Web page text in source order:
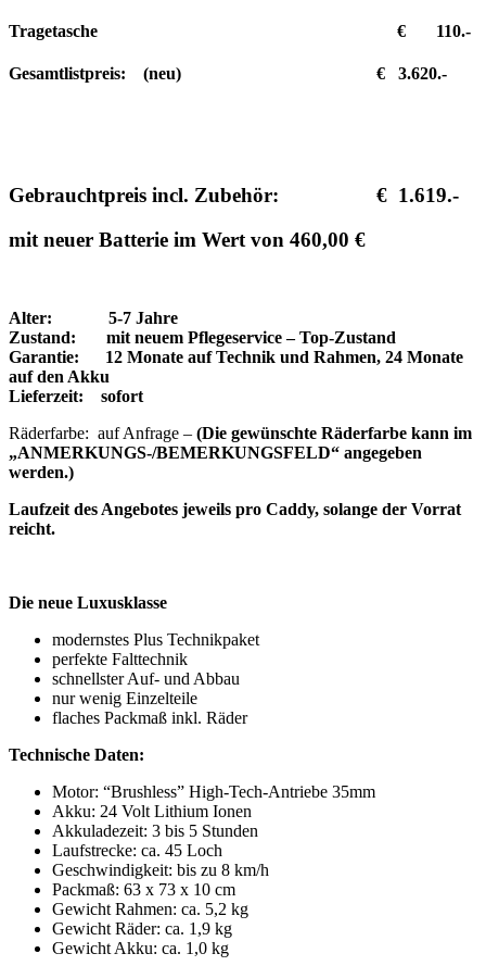
Tragetasche € 110.-
Gesamtlistpreis: (neu) € 3.620.-
Gebrauchtpreis incl. Zubehör: € 1.619.-
mit neuer Batterie im Wert von 460,00 €
Alter: 5-7 Jahre
Zustand: mit neuem Pflegeservice – Top-Zustand
Garantie: 12 Monate auf Technik und Rahmen, 24 Monate
auf den Akku
Lieferzeit: sofort
Räderfarbe: auf Anfrage – (Die gewünschte Räderfarbe kann im
„ANMERKUNGS-/BEMERKUNGSFELD“ angegeben
werden.)
Laufzeit des Angebotes jeweils pro Caddy, solange der Vorrat
reicht.
Die neue Luxusklasse
modernstes Plus Technikpaket
perfekte Falttechnik
schnellster Auf- und Abbau
nur wenig Einzelteile
flaches Packmaß inkl. Räder
Technische Daten:
Motor: “Brushless” High-Tech-Antriebe 35mm
Akku: 24 Volt Lithium Ionen
Akkuladezeit: 3 bis 5 Stunden
Laufstrecke: ca. 45 Loch
Geschwindigkeit: bis zu 8 km/h
Packmaß: 63 x 73 x 10 cm
Gewicht Rahmen: ca. 5,2 kg
Gewicht Räder: ca. 1,9 kg
Gewicht Akku: ca. 1,0 kg